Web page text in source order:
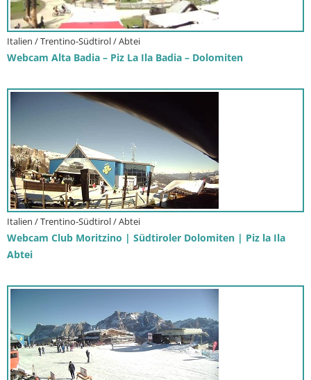
Italien / Trentino-Südtirol / Abtei
Webcam Alta Badia – Piz La Ila Badia – Dolomiten
Italien / Trentino-Südtirol / Abtei
Webcam Club Moritzino | Südtiroler Dolomiten | Piz la Ila
Abtei